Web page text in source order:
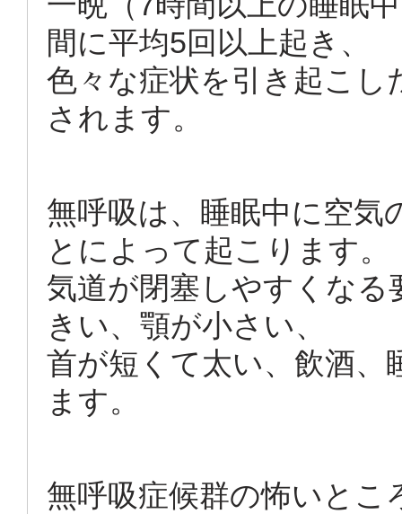
間に平均5回以上起き、
色々な症状を引き起こし
されます。
無呼吸は、睡眠中に空気
とによって起こります。
気道が閉塞しやすくなる
きい、顎が小さい、
首が短くて太い、飲酒、
ます。
無呼吸症候群の怖いとこ